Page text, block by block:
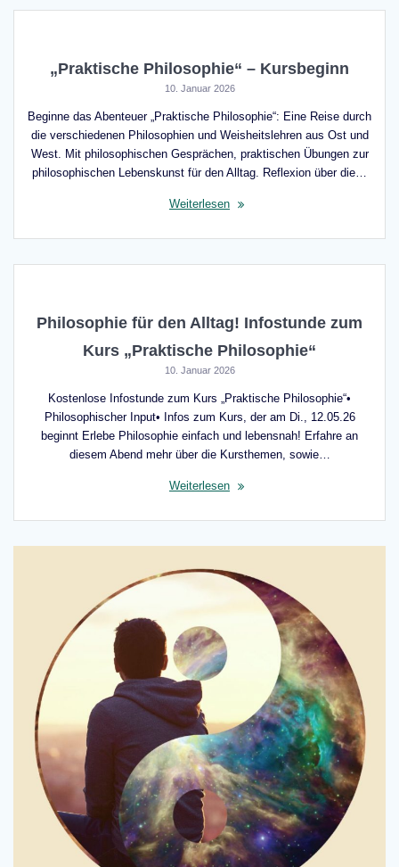
„Praktische Philosophie“ – Kursbeginn
10. Januar 2026
Beginne das Abenteuer „Praktische Philosophie“: Eine Reise durch
die verschiedenen Philosophien und Weisheitslehren aus Ost und
West. Mit philosophischen Gesprächen, praktischen Übungen zur
philosophischen Lebenskunst für den Alltag. Reflexion über die…
Weiterlesen
Philosophie für den Alltag! Infostunde zum
Kurs „Praktische Philosophie“
10. Januar 2026
Kostenlose Infostunde zum Kurs „Praktische Philosophie“•
Philosophischer Input• Infos zum Kurs, der am Di., 12.05.26
beginnt Erlebe Philosophie einfach und lebensnah! Erfahre an
diesem Abend mehr über die Kursthemen, sowie…
Weiterlesen